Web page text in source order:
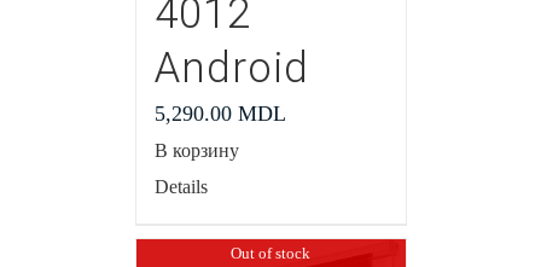
4012
Android
5,290.00 MDL
В корзину
Details
Out of stock